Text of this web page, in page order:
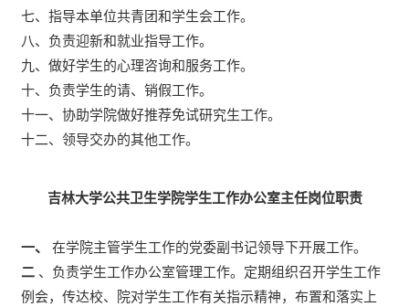
七、指导本单位共青团和学生会工作。
八、负责迎新和就业指导工作。
九、做好学生的心理咨询和服务工作。
十、负责学生的请、销假工作。
十一、协助学院做好推荐免试研究生工作。
十二、领导交办的其他工作。
吉林大学公共卫生学院学生工作办公室主任岗位职责
一、
在学院主管学生工作的党委副书记领导下开展工作。
二、负责学生工作办公室管理工作。定期组织召开学生工作
例会，传达校、院对学生工作有关指示精神，布置和落实上